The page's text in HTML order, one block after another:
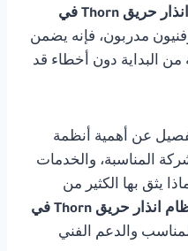
صيانة نظام انذار حريق Thorn في
مدربون، فإنه يضمن
البداية دون أخطاء قد
عن أهمية أنظمة
المناسبة، والخدمات
يثق بها الكثير من
صيانة نظام انذار حريق Thorn في
والدعم الفني